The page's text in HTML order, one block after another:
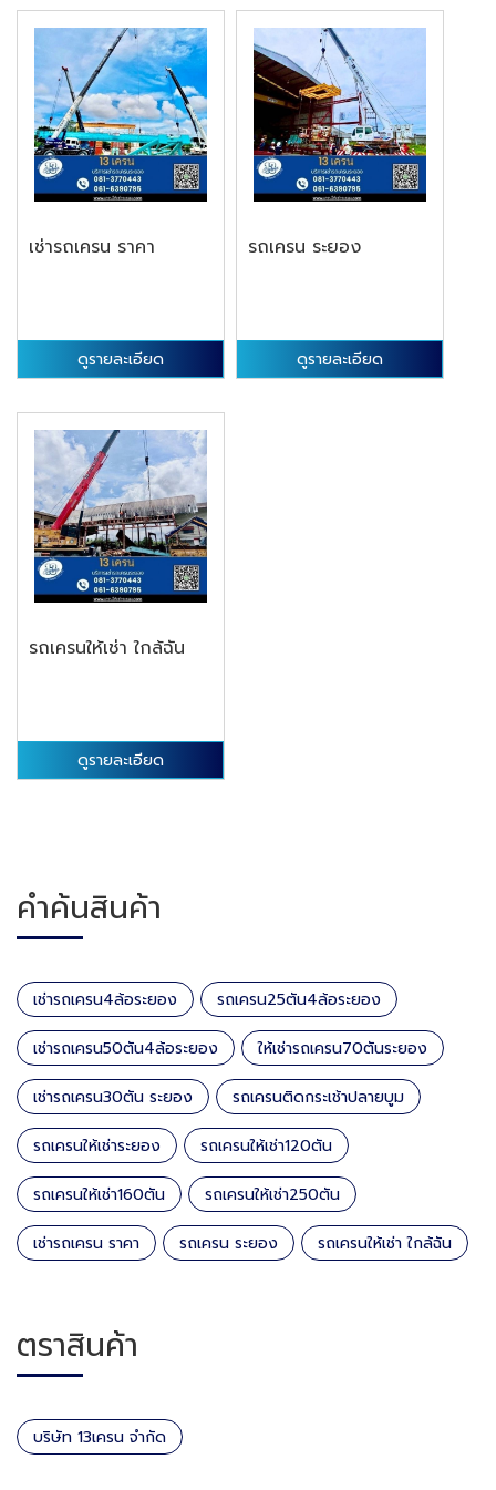
เช่ารถเครน ราคา
ดูรายละเอียด
รถเครน ระยอง
ดูรายละเอียด
รถเครนให้เช่า ใกล้ฉัน
ดูรายละเอียด
คำค้นสินค้า
เช่ารถเครน4ล้อระยอง รถเครน25ตัน4ล้อระยอง
เช่ารถเครน50ตัน4ล้อระยอง ให้เช่ารถเครน70ตันระยอง
เช่ารถเครน30ตัน ระยอง รถเครนติดกระเช้าปลายบูม
รถเครนให้เช่าระยอง รถเครนให้เช่า120ตัน
รถเครนให้เช่า160ตัน รถเครนให้เช่า250ตัน
เช่ารถเครน ราคา รถเครน ระยอง รถเครนให้เช่า ใกล้ฉัน
ตราสินค้า
บริษัท 13เครน จำกัด